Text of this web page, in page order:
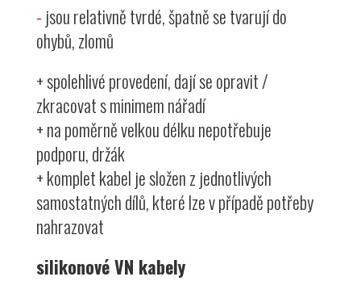
- jsou relativně tvrdé, špatně se tvarují do
ohybů, zlomů
+ spolehlivé provedení, dají se opravit /
zkracovat s minimem nářadí
+ na poměrně velkou délku nepotřebuje
podporu, držák
+ komplet kabel je složen z jednotlivých
samostatných dílů, které lze v případě potřeby
nahrazovat
silikonové VN kabely